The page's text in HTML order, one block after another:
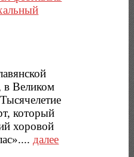
в Великом
который
хоровой
далее